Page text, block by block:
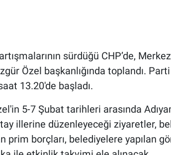
sürdüğü CHP’de,
Özel başkanlığında toplandı.
13.20'de başladı.
5-7 Şubat tarihleri arasında
illerine düzenleyeceği ziyaretler,
prim borçları, belediyelere yapılan